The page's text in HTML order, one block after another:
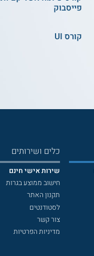
פייסבוק
קורס UI
כלים ושירותים
שירות אישי חינם
חישוב ממוצע בגרות
תקנון האתר
לסטודנטים
צור קשר
מדיניות הפרטיות